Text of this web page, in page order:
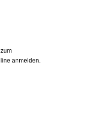
zum
anmelden.